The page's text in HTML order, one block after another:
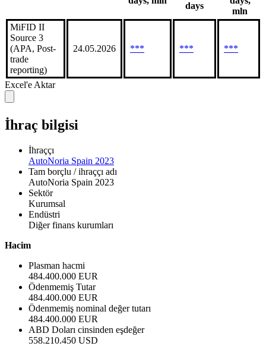
days
mln
MiFID II
Source 3
(APA, Post-
trade
reporting)
24.05.2026 *** *** ***
Excel'e Aktar
İhraç bilgisi
İhraççı
AutoNoria Spain 2023
Tam borçlu / ihraççı adı
AutoNoria Spain 2023
Sektör
Kurumsal
Endüstri
Diğer finans kurumları
Hacim
Plasman hacmi
484.400.000 EUR
Ödenmemiş Tutar
484.400.000 EUR
Ödenmemiş nominal değer tutarı
484.400.000 EUR
ABD Doları cinsinden eşdeğer
558.210.450 USD